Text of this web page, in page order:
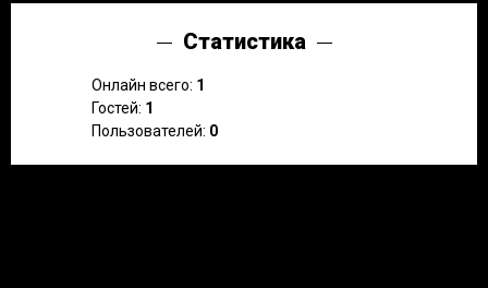
Статистика
Онлайн всего: 1
Гостей: 1
Пользователей: 0